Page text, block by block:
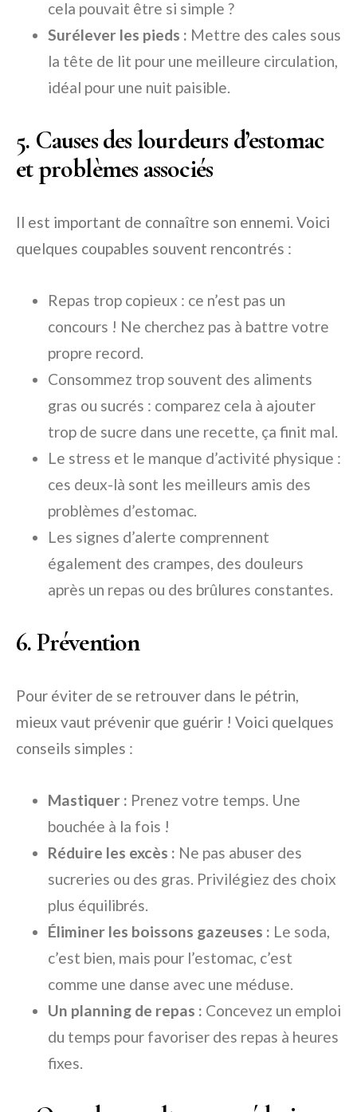
cela pouvait être si simple ?
Surélever les pieds : Mettre des cales sous
la tête de lit pour une meilleure circulation,
idéal pour une nuit paisible.
5. Causes des lourdeurs d’estomac
et problèmes associés
Il est important de connaître son ennemi. Voici
quelques coupables souvent rencontrés :
Repas trop copieux : ce n’est pas un
concours ! Ne cherchez pas à battre votre
propre record.
Consommez trop souvent des aliments
gras ou sucrés : comparez cela à ajouter
trop de sucre dans une recette, ça finit mal.
Le stress et le manque d’activité physique :
ces deux-là sont les meilleurs amis des
problèmes d’estomac.
Les signes d’alerte comprennent
également des crampes, des douleurs
après un repas ou des brûlures constantes.
6. Prévention
Pour éviter de se retrouver dans le pétrin,
mieux vaut prévenir que guérir ! Voici quelques
conseils simples :
Mastiquer : Prenez votre temps. Une
bouchée à la fois !
Réduire les excès : Ne pas abuser des
sucreries ou des gras. Privilégiez des choix
plus équilibrés.
Éliminer les boissons gazeuses : Le soda,
c’est bien, mais pour l’estomac, c’est
comme une danse avec une méduse.
Un planning de repas : Concevez un emploi
du temps pour favoriser des repas à heures
fixes.